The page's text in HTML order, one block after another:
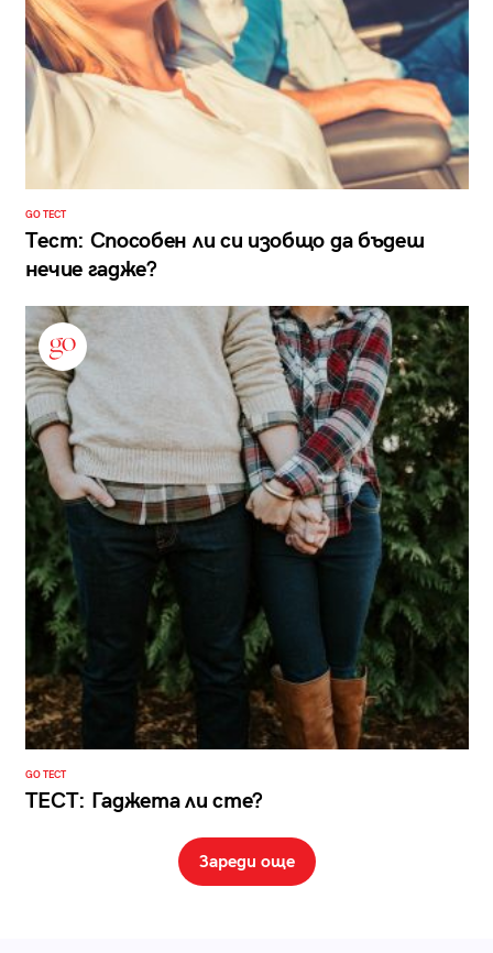
GO ТЕСТ
Тест: Способен ли си изобщо да бъдеш
нечие гадже?
GO ТЕСТ
ТЕСТ: Гаджета ли сте?
Зареди още